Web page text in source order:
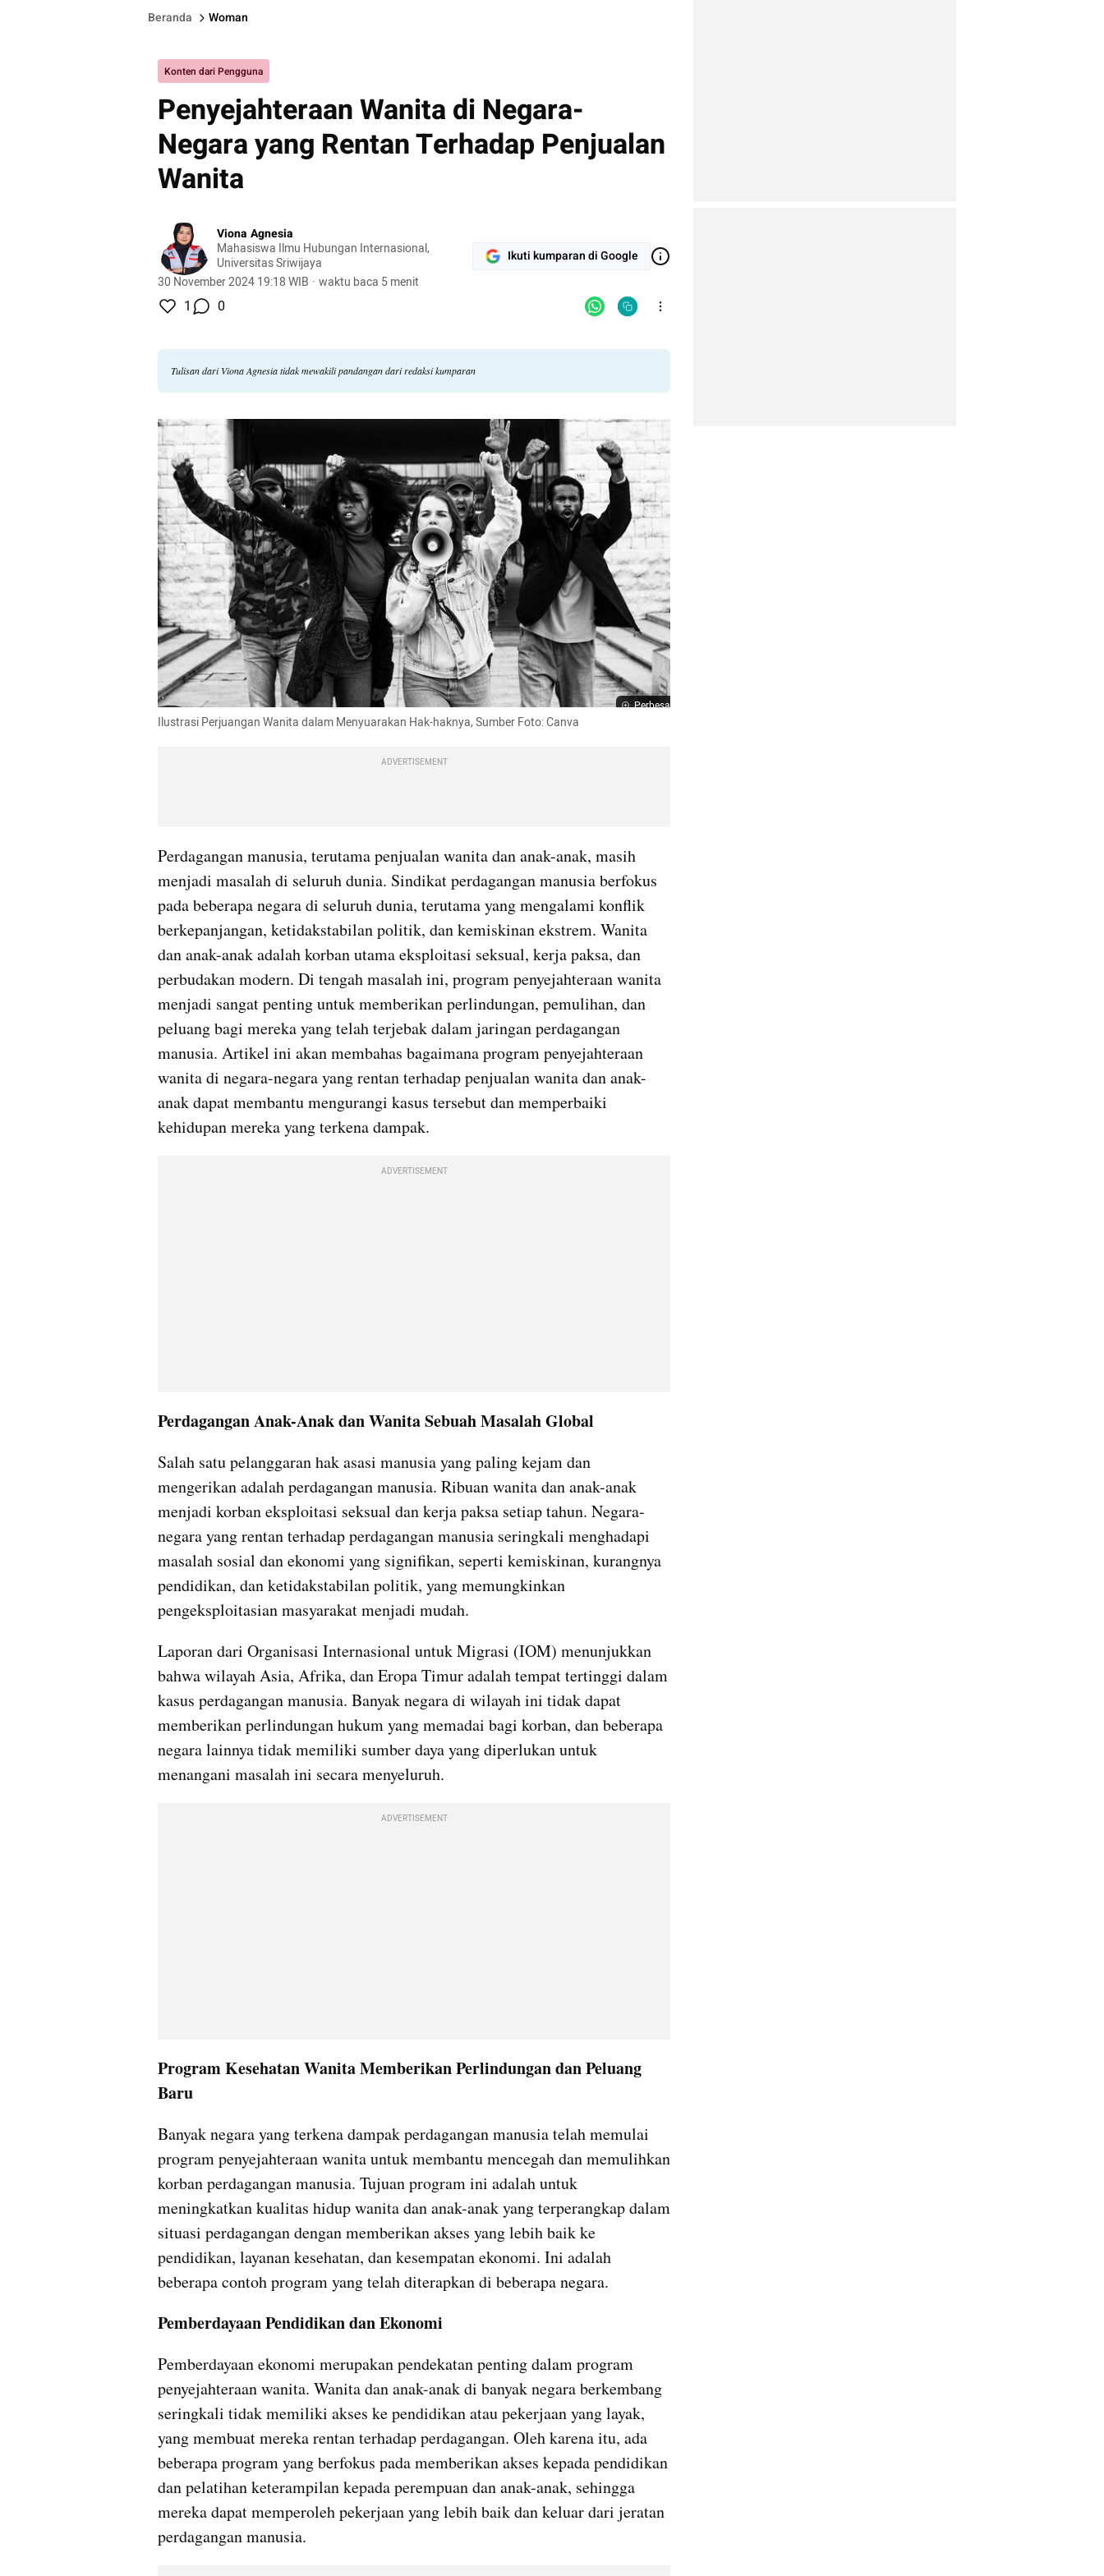
Beranda Woman
Konten dari Pengguna
Penyejahteraan Wanita di Negara-
Negara yang Rentan Terhadap Penjualan
Wanita
Viona Agnesia
Mahasiswa Ilmu Hubungan Internasional,
Universitas Sriwijaya
30 November 2024 19:18 WIB · waktu baca 5 menit
Ikuti kumparan di Google
1 0
Tulisan dari Viona Agnesia tidak mewakili pandangan dari redaksi kumparan
Perbesar
Ilustrasi Perjuangan Wanita dalam Menyuarakan Hak-haknya, Sumber Foto: Canva
ADVERTISEMENT
Perdagangan manusia, terutama penjualan wanita dan anak-anak, masih
menjadi masalah di seluruh dunia. Sindikat perdagangan manusia berfokus
pada beberapa negara di seluruh dunia, terutama yang mengalami konflik
berkepanjangan, ketidakstabilan politik, dan kemiskinan ekstrem. Wanita
dan anak-anak adalah korban utama eksploitasi seksual, kerja paksa, dan
perbudakan modern. Di tengah masalah ini, program penyejahteraan wanita
menjadi sangat penting untuk memberikan perlindungan, pemulihan, dan
peluang bagi mereka yang telah terjebak dalam jaringan perdagangan
manusia. Artikel ini akan membahas bagaimana program penyejahteraan
wanita di negara-negara yang rentan terhadap penjualan wanita dan anak-
anak dapat membantu mengurangi kasus tersebut dan memperbaiki
kehidupan mereka yang terkena dampak.
ADVERTISEMENT
Perdagangan Anak-Anak dan Wanita Sebuah Masalah Global
Salah satu pelanggaran hak asasi manusia yang paling kejam dan
mengerikan adalah perdagangan manusia. Ribuan wanita dan anak-anak
menjadi korban eksploitasi seksual dan kerja paksa setiap tahun. Negara-
negara yang rentan terhadap perdagangan manusia seringkali menghadapi
masalah sosial dan ekonomi yang signifikan, seperti kemiskinan, kurangnya
pendidikan, dan ketidakstabilan politik, yang memungkinkan
pengeksploitasian masyarakat menjadi mudah.
Laporan dari Organisasi Internasional untuk Migrasi (IOM) menunjukkan
bahwa wilayah Asia, Afrika, dan Eropa Timur adalah tempat tertinggi dalam
kasus perdagangan manusia. Banyak negara di wilayah ini tidak dapat
memberikan perlindungan hukum yang memadai bagi korban, dan beberapa
negara lainnya tidak memiliki sumber daya yang diperlukan untuk
menangani masalah ini secara menyeluruh.
ADVERTISEMENT
Program Kesehatan Wanita Memberikan Perlindungan dan Peluang
Baru
Banyak negara yang terkena dampak perdagangan manusia telah memulai
program penyejahteraan wanita untuk membantu mencegah dan memulihkan
korban perdagangan manusia. Tujuan program ini adalah untuk
meningkatkan kualitas hidup wanita dan anak-anak yang terperangkap dalam
situasi perdagangan dengan memberikan akses yang lebih baik ke
pendidikan, layanan kesehatan, dan kesempatan ekonomi. Ini adalah
beberapa contoh program yang telah diterapkan di beberapa negara.
Pemberdayaan Pendidikan dan Ekonomi
Pemberdayaan ekonomi merupakan pendekatan penting dalam program
penyejahteraan wanita. Wanita dan anak-anak di banyak negara berkembang
seringkali tidak memiliki akses ke pendidikan atau pekerjaan yang layak,
yang membuat mereka rentan terhadap perdagangan. Oleh karena itu, ada
beberapa program yang berfokus pada memberikan akses kepada pendidikan
dan pelatihan keterampilan kepada perempuan dan anak-anak, sehingga
mereka dapat memperoleh pekerjaan yang lebih baik dan keluar dari jeratan
perdagangan manusia.